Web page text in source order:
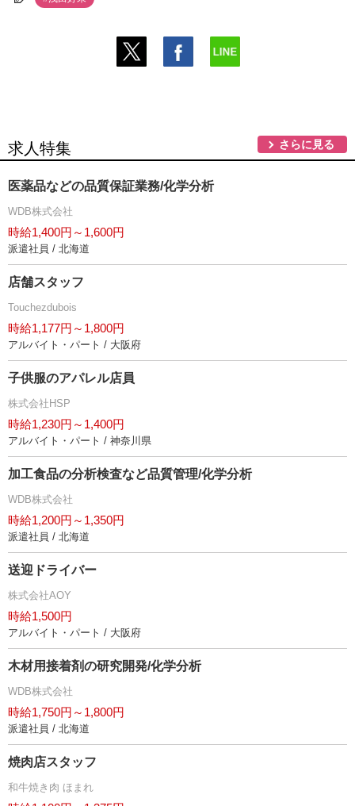
求人特集 さらに見る
医薬品などの品質保証業務/化学分析
WDB株式会社
時給1,400円～1,600円
派遣社員 / 北海道
店舗スタッフ
Touchezdubois
時給1,177円～1,800円
アルバイト・パート / 大阪府
子供服のアパレル店員
株式会社HSP
時給1,230円～1,400円
アルバイト・パート / 神奈川県
加工食品の分析検査など品質管理/化学分析
WDB株式会社
時給1,200円～1,350円
派遣社員 / 北海道
送迎ドライバー
株式会社AOY
時給1,500円
アルバイト・パート / 大阪府
木材用接着剤の研究開発/化学分析
WDB株式会社
時給1,750円～1,800円
派遣社員 / 北海道
焼肉店スタッフ
和牛焼き肉 ほまれ